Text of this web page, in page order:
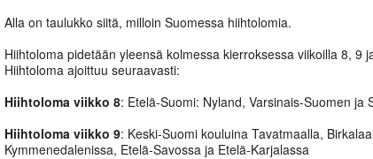
Alla on taulukko siitä, milloin Suomessa hiihtolomia.
Hiihtoloma pidetään yleensä kolmessa kierroksessa viikoilla 8, 9
Hiihtoloma ajoittuu seuraavasti:
Hiihtoloma viikko 8: Etelä-Suomi: Nyland, Varsinais-Suomen
Hiihtoloma viikko 9: Keski-Suomi kouluina Tavatmaalla,
Kymmenedalenissa, Etelä-Savossa ja Etelä-Karjalassa